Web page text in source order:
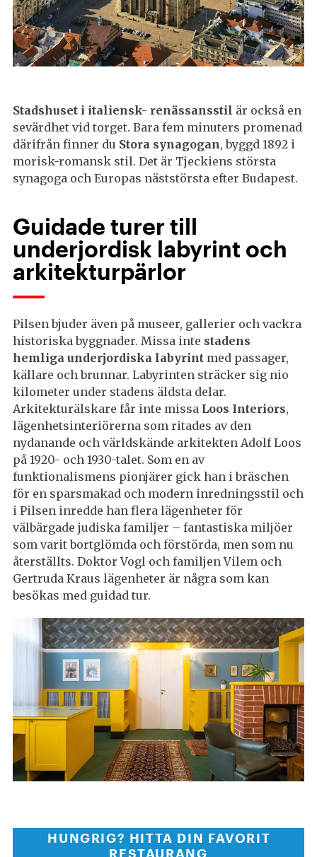
Stadshuset i italiensk- renässansstil är också en
sevärdhet vid torget. Bara fem minuters promenad
därifrån finner du Stora synagogan, byggd 1892 i
morisk-romansk stil. Det är Tjeckiens största
synagoga och Europas näststörsta efter Budapest.
Guidade turer till
underjordisk labyrint och
arkitekturpärlor
Pilsen bjuder även på museer, gallerier och vackra
historiska byggnader. Missa inte stadens
hemliga underjordiska labyrint med passager,
källare och brunnar. Labyrinten sträcker sig nio
kilometer under stadens äldsta delar.
Arkitekturälskare får inte missa Loos Interiors,
lägenhetsinteriörerna som ritades av den
nydanande och världskände arkitekten Adolf Loos
på 1920- och 1930-talet. Som en av
funktionalismens pionjärer gick han i bräschen
för en sparsmakad och modern inredningsstil och
i Pilsen inredde han flera lägenheter för
välbärgade judiska familjer – fantastiska miljöer
som varit bortglömda och förstörda, men som nu
återställts. Doktor Vogl och familjen Vilem och
Gertruda Kraus lägenheter är några som kan
besökas med guidad tur.
HUNGRIG? HITTA DIN FAVORIT
RESTAURANG